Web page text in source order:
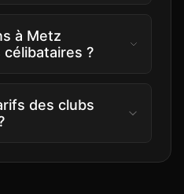
à Metz
?
des clubs